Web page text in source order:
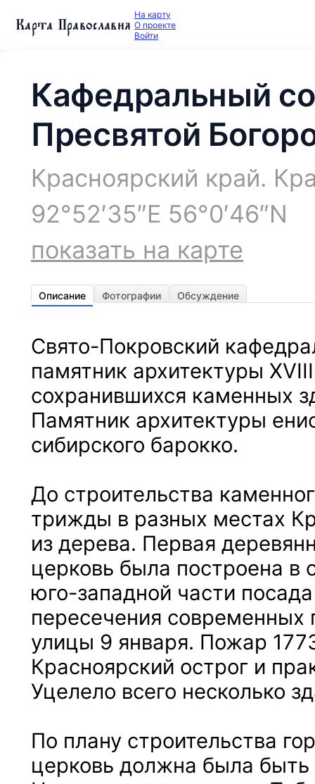
Карта Православия На карту
О проекте
Войти
Кафедральный
Пресвятой
Красноярский край.
92°52′35″E 56°0′46″N
показать на карте
Описание Фотографии Обсуждение
Свято-Покровский
памятник архитектуры
сохранившихся каменных
Памятник архитектуры
сибирского барокко.
До строительства
трижды в разных местах
из дерева. Первая
церковь была построена в
юго-западной части
пересечения современных
улицы 9 января. Пожар
Красноярский острог и
Уцелело всего несколько
По плану строительства
церковь должна была быть